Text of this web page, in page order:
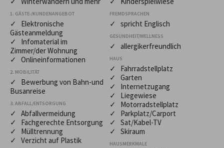
1. GÄSTE-/KUNDENANGEBOT
✓ Elektronische
Gästeanmeldung
✓ Infomaterial im
Zimmer/der Wohnung
✓ Onlineinformationen
2. MOBILITÄT
✓ Bewerbung von Bahn-und
Busanreise
3. ABFALL/ENTSORGUNG
✓ Abfallvermeidung
✓ Fachgerechte Entsorgung
✓ Mülltrennung
✓ Verzicht auf Plastik
FREMDSPRACHEN
✓ spricht Englisch
GESUNDHEIT/WELLNESS
✓ allergikerfreundlich
HAUS
✓ Fahrradstellplatz
✓ Garten
✓ Internetzugang
✓ Liegewiese
✓ Motorradstellplatz
✓ Parkplatz/Carport
✓ Sat/Kabel-TV
✓ Skiraum
HAUSMERKMALE